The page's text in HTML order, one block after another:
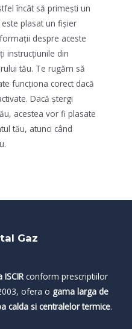
încât să primești un
plasat un fișier
despre aceste
instrucțiunile din
tău. Te rugăm să
funcționa corect dacă
Dacă ștergi
acestea vor fi plasate
tău, atunci când
Gaz
conform prescriptiilor
ofera o gama larga de
calda si centralelor termice.